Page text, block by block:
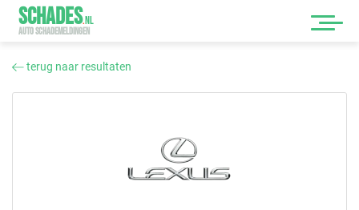
SCHADES.NL
AUTO SCHADEMELDINGEN
terug naar resultaten